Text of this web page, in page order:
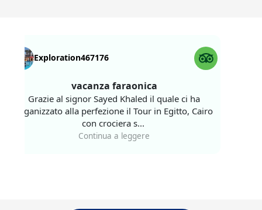
Exploration467176
vacanza faraonica
Grazie al signor Sayed Khaled il quale ci ha
alla perfezione il Tour in Egitto, Cairo
con crociera s...
Continua a leggere